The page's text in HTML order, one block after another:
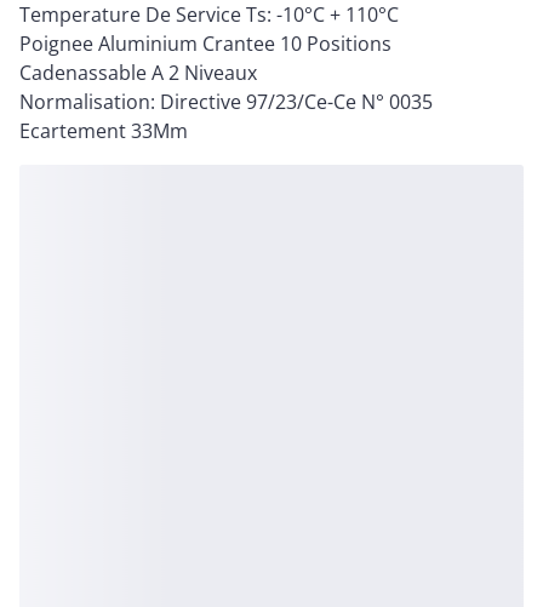
Temperature De Service Ts: -10°C + 110°C
Poignee Aluminium Crantee 10 Positions
Cadenassable A 2 Niveaux
Normalisation: Directive 97/23/Ce-Ce N° 0035
Ecartement 33Mm